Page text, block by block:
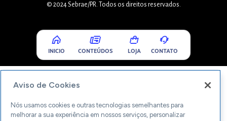
© 2024 Sebrae/PR. Todos os direitos reservados.
INICIO CONTEÚDOS LOJA CONTATO
Aviso de Cookies
Nós usamos cookies e outras tecnologias semelhantes para
melhorar a sua experiência em nossos serviços, personalizar